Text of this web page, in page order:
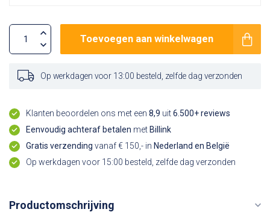
Toevoegen aan winkelwagen
Op werkdagen voor 13:00 besteld, zelfde dag verzonden
Klanten beoordelen ons met een 8,9 uit6.500+ reviews
Eenvoudig achteraf betalen met Billink
Gratis verzending vanaf € 150,- in Nederland en België
Op werkdagen voor 15:00 besteld, zelfde dag verzonden
Productomschrijving